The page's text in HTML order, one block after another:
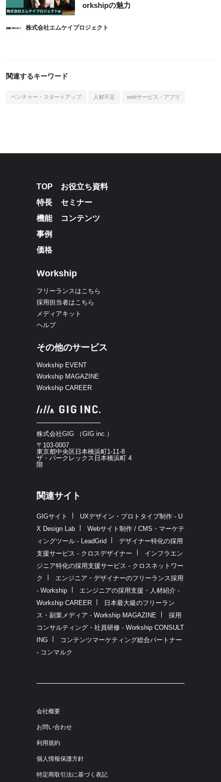
orkshipの魅力
株式会社エムケイプロジェクト
関連するキーワード
ベンチャー・スタートアップ 人材不足 webサービス・アプリ
TOP
特長
機能
事例
価格
お役立ち資料
セミナー
コンテンツ
Workship
フリーランスはこちら
採用担当者はこちら
メディアキット
ヘルプ
その他のサービス
Workship EVENT
Workship MAGAZINE
Workship CAREER
株式会社GIG （GIG inc.）
〒103-0007
東京都中央区日本橋浜町1-11-8
ザ・パークレックス日本橋浜町 4
階
関連サイト
GIGサイト
UXデザイン・プロトタイプ制作 - U
X Design Lab
Webサイト制作 / CMS・マーケテ
ィングツール - LeadGrid
デザイナー特化の採用
支援サービス - クロスデザイナー
インフラエン
ジニア特化の採用支援サービス - クロスネットワー
ク
エンジニア・デザイナーのフリーランス採用
- Workship
エンジニアの採用支援・人材紹介 -
Workship CAREER
日本最大級のフリーラン
ス・副業メディア - Workship MAGAZINE
採用
コンサルティング・社員研修 - Workship CONSULT
ING
コンテンツマーケティング総合パートナー
- コンマルク
会社概要
お問い合わせ
利用規約
個人情報保護方針
特定商取引法に基づく表記